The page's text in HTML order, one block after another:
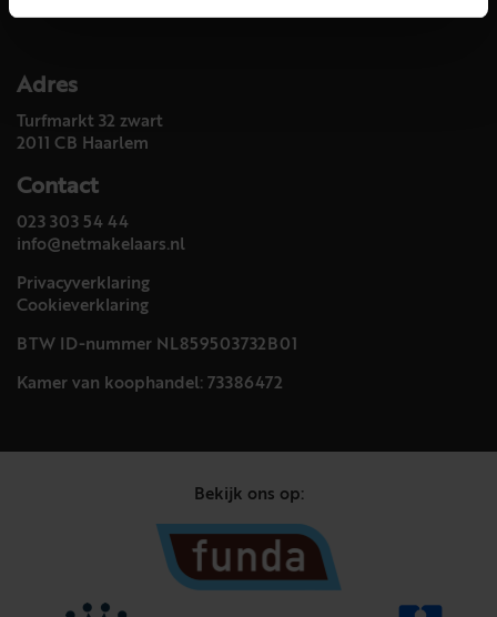
Adres
Turfmarkt 32 zwart
2011 CB Haarlem
Contact
023 303 54 44
info@netmakelaars.nl
Privacyverklaring
Cookieverklaring
BTW ID-nummer NL859503732B01
Kamer van koophandel: 73386472
Bekijk ons op: